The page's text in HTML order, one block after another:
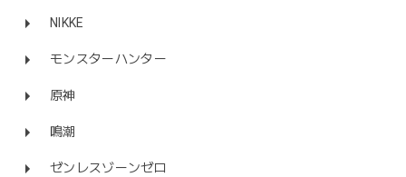
NIKKE
モンスターハンター
原神
鳴潮
ゼンレスゾーンゼロ